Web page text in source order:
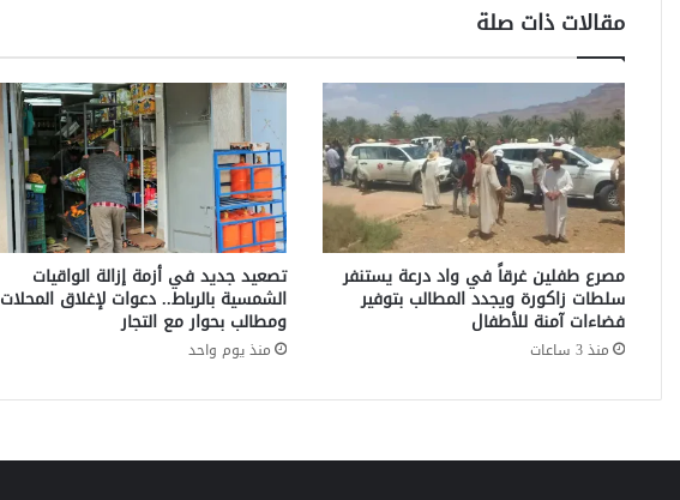
ي
ن
إ
ي
ر
ا
ن
ي
ي
ن
ف
ي
ه
ج
م
س
ض
ر
ي
ة
غ
ي
ر
ا
ل
م
ب
ي
خ
مقالات ذات صلة
مصرع طفلين غرقاً في واد درعة يستنفر
سلطات زاكورة ويجدد المطالب بتوفير
فضاءات آمنة للأطفال
منذ 3 ساعات
تصعيد جديد في أزمة إزالة الواقيات
الشمسية بالرباط.. دعوات لإغلاق المحلات
ومطالب بحوار مع التجار
منذ يوم واحد